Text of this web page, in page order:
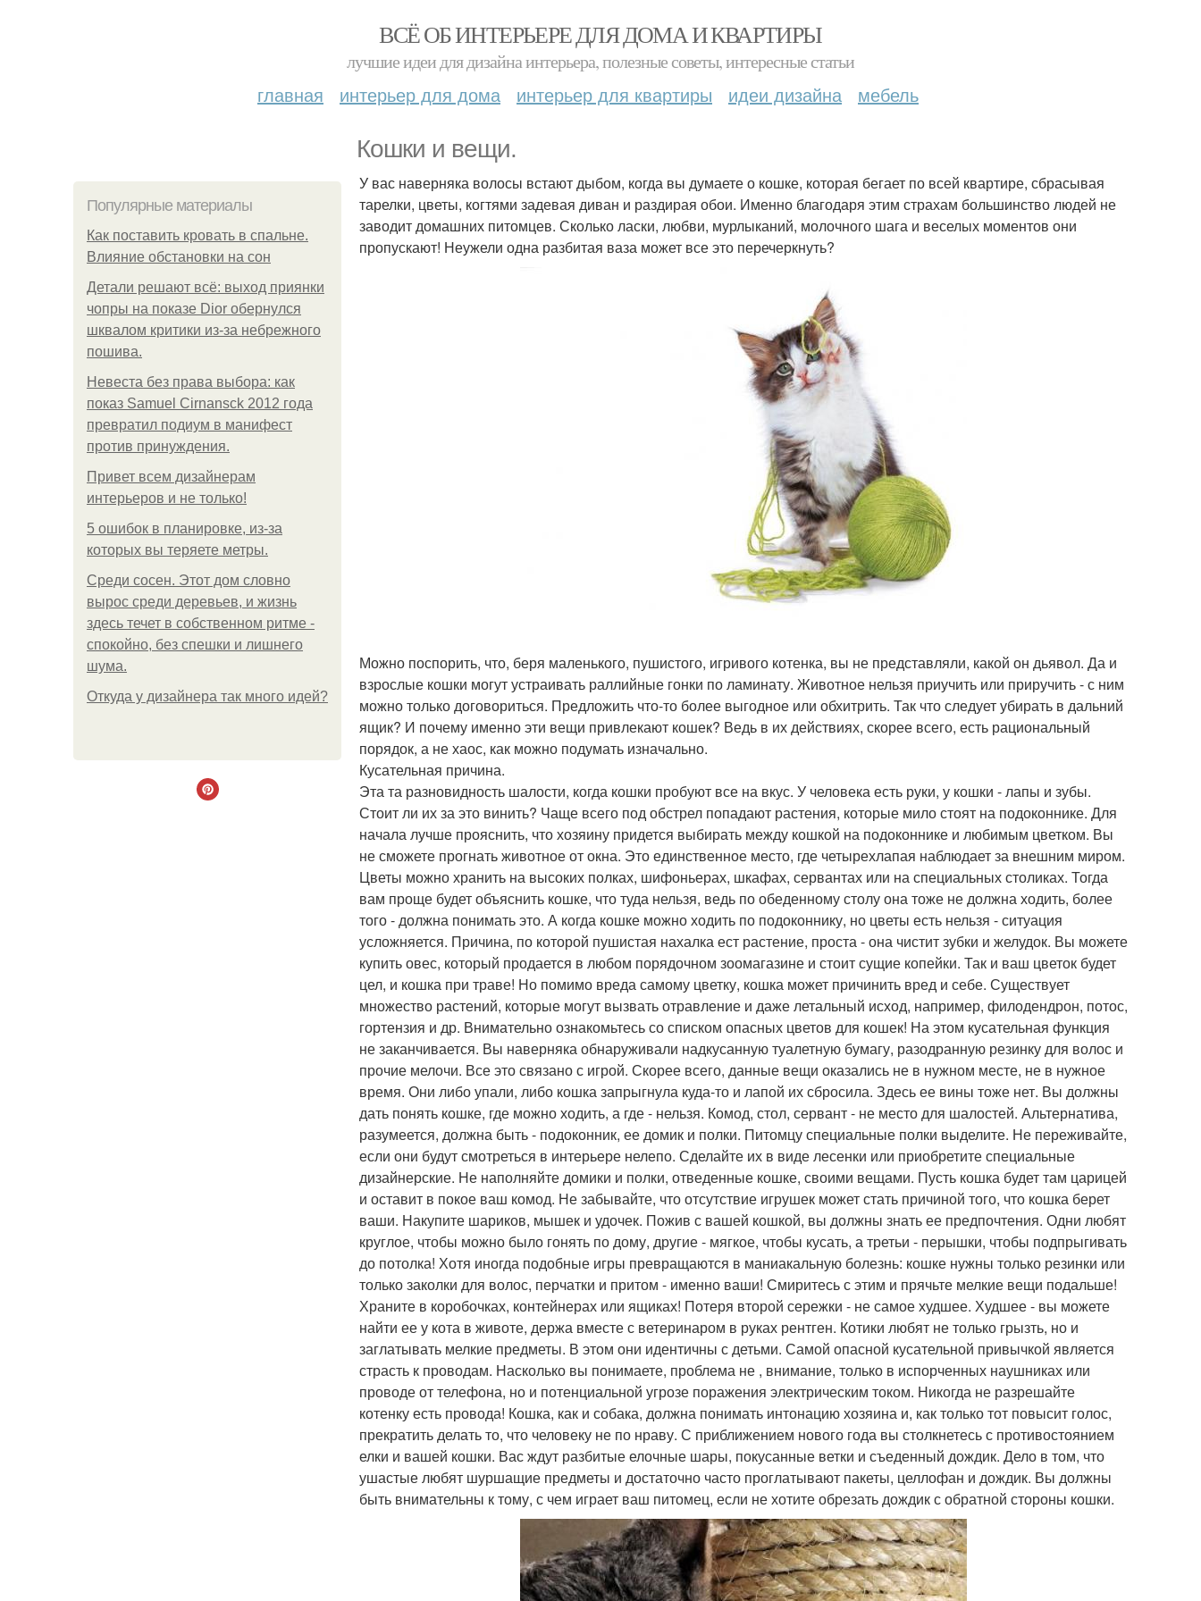
ВСЁ ОБ ИНТЕРЬЕРЕ ДЛЯ ДОМА И КВАРТИРЫ
лучшие идеи для дизайна интерьера, полезные советы, интересные статьи
главная интерьер для дома интерьер для квартиры идеи дизайна мебель
Кошки и вещи.
Популярные материалы
Как поставить кровать в спальне.
Влияние обстановки на сон
Детали решают всё: выход приянки
чопры на показе Dior обернулся
шквалом критики из-за небрежного
пошива.
Невеста без права выбора: как
показ Samuel Cirnansck 2012 года
превратил подиум в манифест
против принуждения.
Привет всем дизайнерам
интерьеров и не только!
5 ошибок в планировке, из-за
которых вы теряете метры.
Среди сосен. Этот дом словно
вырос среди деревьев, и жизнь
здесь течет в собственном ритме -
спокойно, без спешки и лишнего
шума.
Откуда у дизайнера так много идей?
У вас наверняка волосы встают дыбом, когда вы думаете о кошке, которая бегает по всей квартире, сбрасывая
тарелки, цветы, когтями задевая диван и раздирая обои. Именно благодаря этим страхам большинство людей не
заводит домашних питомцев. Сколько ласки, любви, мурлыканий, молочного шага и веселых моментов они
пропускают! Неужели одна разбитая ваза может все это перечеркнуть?
Можно поспорить, что, беря маленького, пушистого, игривого котенка, вы не представляли, какой он дьявол. Да и
взрослые кошки могут устраивать раллийные гонки по ламинату. Животное нельзя приучить или приручить - с ним
можно только договориться. Предложить что-то более выгодное или обхитрить. Так что следует убирать в дальний
ящик? И почему именно эти вещи привлекают кошек? Ведь в их действиях, скорее всего, есть рациональный
порядок, а не хаос, как можно подумать изначально.
Кусательная причина.
Эта та разновидность шалости, когда кошки пробуют все на вкус. У человека есть руки, у кошки - лапы и зубы.
Стоит ли их за это винить? Чаще всего под обстрел попадают растения, которые мило стоят на подоконнике. Для
начала лучше прояснить, что хозяину придется выбирать между кошкой на подоконнике и любимым цветком. Вы
не сможете прогнать животное от окна. Это единственное место, где четырехлапая наблюдает за внешним миром.
Цветы можно хранить на высоких полках, шифоньерах, шкафах, сервантах или на специальных столиках. Тогда
вам проще будет объяснить кошке, что туда нельзя, ведь по обеденному столу она тоже не должна ходить, более
того - должна понимать это. А когда кошке можно ходить по подоконнику, но цветы есть нельзя - ситуация
усложняется. Причина, по которой пушистая нахалка ест растение, проста - она чистит зубки и желудок. Вы можете
купить овес, который продается в любом порядочном зоомагазине и стоит сущие копейки. Так и ваш цветок будет
цел, и кошка при траве! Но помимо вреда самому цветку, кошка может причинить вред и себе. Существует
множество растений, которые могут вызвать отравление и даже летальный исход, например, филодендрон, потос,
гортензия и др. Внимательно ознакомьтесь со списком опасных цветов для кошек! На этом кусательная функция
не заканчивается. Вы наверняка обнаруживали надкусанную туалетную бумагу, разодранную резинку для волос и
прочие мелочи. Все это связано с игрой. Скорее всего, данные вещи оказались не в нужном месте, не в нужное
время. Они либо упали, либо кошка запрыгнула куда-то и лапой их сбросила. Здесь ее вины тоже нет. Вы должны
дать понять кошке, где можно ходить, а где - нельзя. Комод, стол, сервант - не место для шалостей. Альтернатива,
разумеется, должна быть - подоконник, ее домик и полки. Питомцу специальные полки выделите. Не переживайте,
если они будут смотреться в интерьере нелепо. Сделайте их в виде лесенки или приобретите специальные
дизайнерские. Не наполняйте домики и полки, отведенные кошке, своими вещами. Пусть кошка будет там царицей
и оставит в покое ваш комод. Не забывайте, что отсутствие игрушек может стать причиной того, что кошка берет
ваши. Накупите шариков, мышек и удочек. Пожив с вашей кошкой, вы должны знать ее предпочтения. Одни любят
круглое, чтобы можно было гонять по дому, другие - мягкое, чтобы кусать, а третьи - перышки, чтобы подпрыгивать
до потолка! Хотя иногда подобные игры превращаются в маниакальную болезнь: кошке нужны только резинки или
только заколки для волос, перчатки и притом - именно ваши! Смиритесь с этим и прячьте мелкие вещи подальше!
Храните в коробочках, контейнерах или ящиках! Потеря второй сережки - не самое худшее. Худшее - вы можете
найти ее у кота в животе, держа вместе с ветеринаром в руках рентген. Котики любят не только грызть, но и
заглатывать мелкие предметы. В этом они идентичны с детьми. Самой опасной кусательной привычкой является
страсть к проводам. Насколько вы понимаете, проблема не , внимание, только в испорченных наушниках или
проводе от телефона, но и потенциальной угрозе поражения электрическим током. Никогда не разрешайте
котенку есть провода! Кошка, как и собака, должна понимать интонацию хозяина и, как только тот повысит голос,
прекратить делать то, что человеку не по нраву. С приближением нового года вы столкнетесь с противостоянием
елки и вашей кошки. Вас ждут разбитые елочные шары, покусанные ветки и съеденный дождик. Дело в том, что
ушастые любят шуршащие предметы и достаточно часто проглатывают пакеты, целлофан и дождик. Вы должны
быть внимательны к тому, с чем играет ваш питомец, если не хотите обрезать дождик с обратной стороны кошки.